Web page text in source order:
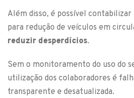
Além disso, é possível contabilizar
para redução de veículos em
reduzir desperdícios.
Sem o monitoramento do uso do
utilização dos colaboradores é
transparente e desatualizada.